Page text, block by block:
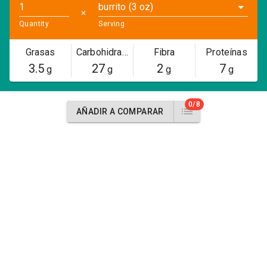
Quantity
✕
burrito (3 oz)
Serving
Grasas
3.5g
Carbohidratos
27g
Fibra
2 g
Proteínas
7g
AÑADIR A COMPARAR
0/8